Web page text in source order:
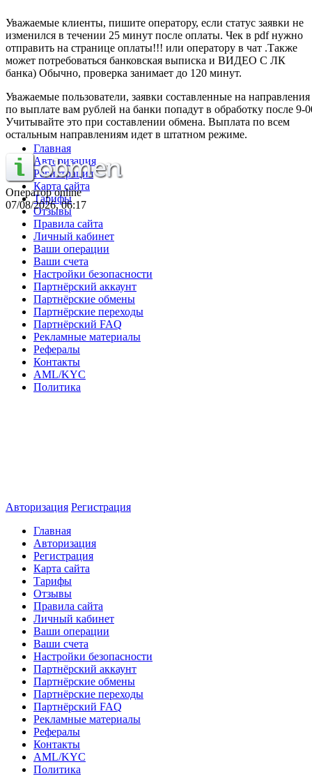
Уважаемые клиенты, пишите оператору, если статус заявки не
изменился в течении 25 минут после оплаты. Чек в pdf нужно
отправить на странице оплаты!!! или оператору в чат .Также
может потребоваться банковская выписка и ВИДЕО С ЛК
банка) Обычно, проверка занимает до 120 минут.
Уважаемые пользователи, заявки составленные на направления
по выплате вам рублей на банки попадут в обработку после 9-
Учитывайте это при составлении обмена. Выплата по всем
остальным направлениям идет в штатном режиме.
Оператор online
07/08/2026, 06:17
Главная
Авторизация
Регистрация
Карта сайта
Тарифы
Отзывы
Правила сайта
Личный кабинет
Ваши операции
Ваши счета
Настройки безопасности
Партнёрский аккаунт
Партнёрские обмены
Партнёрские переходы
Партнёрский FAQ
Рекламные материалы
Рефералы
Контакты
AML/KYC
Политика
Авторизация Регистрация
Главная
Авторизация
Регистрация
Карта сайта
Тарифы
Отзывы
Правила сайта
Личный кабинет
Ваши операции
Ваши счета
Настройки безопасности
Партнёрский аккаунт
Партнёрские обмены
Партнёрские переходы
Партнёрский FAQ
Рекламные материалы
Рефералы
Контакты
AML/KYC
Политика